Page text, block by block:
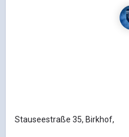
Stauseestraße 35, Birkhof,